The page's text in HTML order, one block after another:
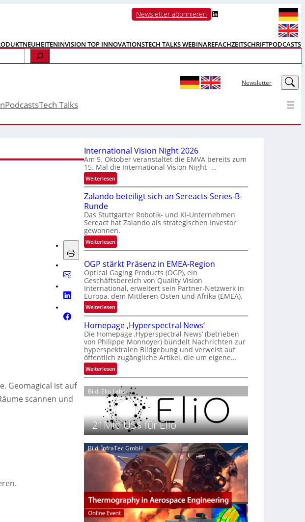
Newsletter abonnieren LinkedIn
INVISION TOP INNOVATIONSTECH TALKS WEBINAREFACHZEITSCHRIFTPODCASTS
Newsletter LinkedIn
PodcastsTech Talks
Geomagical ist auf
scannen und
International Vision Night 2026
Am 5. Oktober veranstaltet die EMVA bereits zum
15. Mal die International Vision Night -…
Weiterlesen:
I
n
e
r
n
a
t
i
o
n
a
l
V
i
s
i
o
n
N
i
h
t
2
0
2
Zalando beteiligt sich an Sereacts Series-B-
Runde
Das Stuttgarter Robotik- und KI-Unternehmen
Sereact hat Zalando als strategischen Investor
gewonnen.
Weiterlesen:
Z
a
l
a
n
d
o
b
e
t
e
i
l
i
t
s
i
c
h
a
n
S
e
e
a
c
t
OGP stärkt Präsenz in EMEA-Region
Optical Gaging Products (OGP), ein
Geschäftsbereich von Quality Vision
International, erweitert sein Partner-Netzwerk in
Europa, dem Mittleren Osten und Afrika (EMEA).
Weiterlesen:
O
G
P
s
t
ä
r
t
P
r
ä
s
e
n
z
i
E
M
E
A
Homepage ‚Hyperspectral News‘
Die Homepage ‚Hyperspectral News‘ (betrieben
von Philippe Monnoyer) bündelt Nachrichten zur
hyperspektralen Bildgebung und verweist auf
öffentlich zugängliche Artikel, die um eigene…
Weiterlesen:
H
o
m
e
p
a
g
e
‚
H
y
p
e
r
s
p
Bild: Elio Labs.
21Mio.US$ für Elio
Bild: InfraTec GmbH